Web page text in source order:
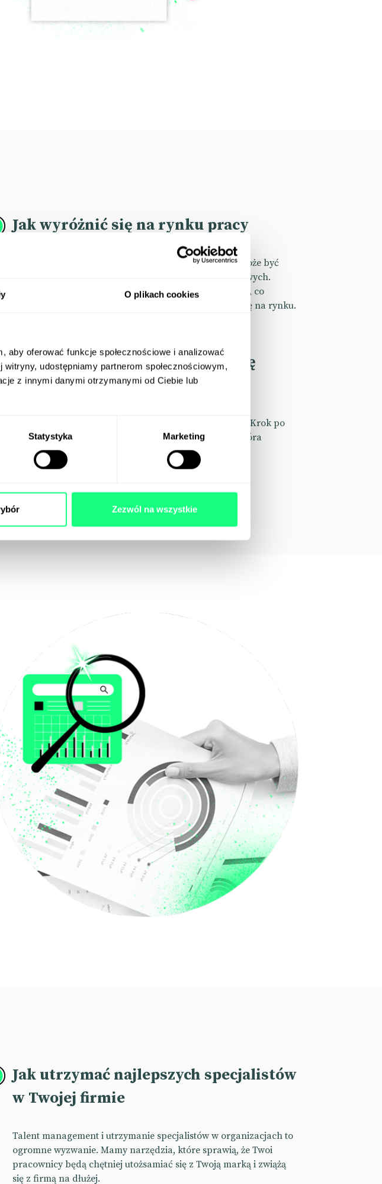
O plikach cookies
oferować funkcje społecznościowe i analizować
udostępniamy partnerom społecznościowym,
z innymi danymi otrzymanymi od Ciebie lub
Statystyka Marketing
Zezwól na wszystkie
Jak wyróżnić się na rynku pracy
Odnalezienie EVP, czyli employee value proposition, może być
game changerem w kampaniach employer brandingowych.
Budowanie strategii EB zaczniemy właśnie od diagnozy, co
wyróżnia i co może w przyszłości wyróżniać Twoją firmę na rynku.
Jak stworzyć skuteczną strategię
employer brandingową
Działania EB powinny mieć jasną strukturę, cele i plan. Krok po
kroku opracujemy strategię employer brandingową, która
zrealizuje kluczowe dla Ciebie i Twojego biznesu KPI.
Jak utrzymać najlepszych specjalistów
w Twojej firmie
Talent management i utrzymanie specjalistów w organizacjach to
ogromne wyzwanie. Mamy narzędzia, które sprawią, że Twoi
pracownicy będą chętniej utożsamiać się z Twoją marką i zwiążą
się z firmą na dłużej.